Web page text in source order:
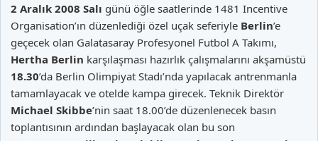
2 Aralık 2008 Salı günü öğle saatlerinde 1481 Incentive
Organisation’ın düzenlediği özel uçak seferiyle Berlin’e
geçecek olan Galatasaray Profesyonel Futbol A Takımı,
Hertha Berlin karşılaşması hazırlık çalışmalarını akşamüstü
18.30’da Berlin Olimpiyat Stadı’nda yapılacak antrenmanla
tamamlayacak ve otelde kampa girecek. Teknik Direktör
Michael Skibbe’nin saat 18.00’de düzenlenecek basın
toplantısının ardından başlayacak olan bu son